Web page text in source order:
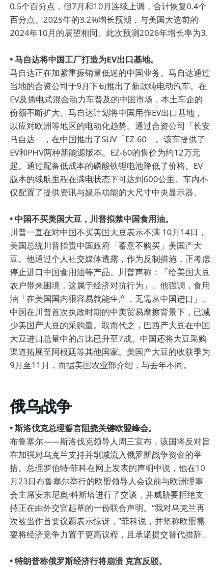
0.5个百分点，但7月和10月连续上调，合计恢复0.4个
百分点。2025年的3.2%增长预期，与美国大选前的
2024年10月的展望相同。此次预测2026年增长率为3.
• 马自达将中国工厂打造为EV出口基地。
马自达正在加紧重振销量低迷的中国业务。马自达通过
当地的合资公司于9月下旬推出了新款纯电动汽车。在
EV及插电式混合动力车普及的中国市场，本土车企的
份额不断扩大。马自达计划将中国用作EV出口基地，
以应对欧洲等地区的电动化趋势。通过合资公司「长安
马自达」，在中国推出了SUV「EZ-60」。该车提供了
EV和PHV两种新能源版本。EZ-60的售价为约12万元
起。通过配备低成本的磷酸铁锂电池降低了价格。EV
版本的续航里程在满电状态下可达到600公里。车内不
仅配置了提供资讯与娱乐功能的大尺寸中央显示器。
• 中国不买美国大豆，川普拟禁中国食用油。
川普一直在对中国不买美国大豆表示不满 10月14日，
美国总统川普指责中国政府「蓄意不购买」美国产大
豆。他通过个人社交媒体透露，作为反制措施，正考虑
停止进口中国食用油等产品。川普声称：「给美国大豆
农户带来困境，这属于经济对抗行为」。他强调，食用
油「在美国国内很容易就能生产，无需从中国进口」。
中国在川普首次执政时期的中美贸易摩擦背景下，已减
少美国产大豆的采购量。取而代之，巴西产大豆在中国
大豆进口总量中的占比已升至7成。中国还将大豆采购
渠道拓展至阿根廷等其他国家。美国产大豆的收获季为
9月至11月，而据美国农业部介绍，与去年不同。
俄乌战争
• 斯洛伐克总理誓言阻挠关键欧盟峰会。
布鲁塞尔——斯洛伐克领导人周三宣布，该国将反对旨
在加强对乌克兰支持并削减流入俄罗斯战争资金的举
措。总理罗伯特·菲科在网上发表的声明中说，他在10
月23日布鲁塞尔举行的欧盟领导人会议前与欧洲理事
会主席安东尼奥·科斯塔进行了交谈，并威胁要拒绝支
持正在由外交官起草的一份联合声明。“我对乌克兰再
次被当作首要议题表示惊讶，”菲科说，并坚称欧盟需
要将经济竞争力置于更高议程，且承诺提交替代措辞。
• 特朗普称俄罗斯经济行将崩溃 克宫反驳。